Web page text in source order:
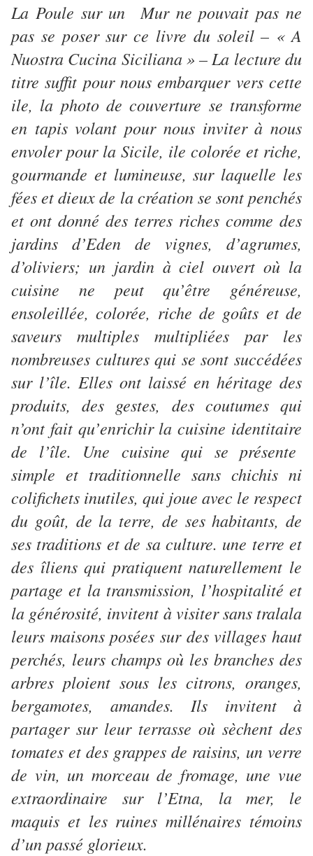
La Poule sur un Mur ne pouvait pas ne
pas se poser sur ce livre du soleil – « A
Nuostra Cucina Siciliana » – La lecture du
titre suffit pour nous embarquer vers cette
ile, la photo de couverture se transforme
en tapis volant pour nous inviter à nous
envoler pour la Sicile, ile colorée et riche,
gourmande et lumineuse, sur laquelle les
fées et dieux de la création se sont penchés
et ont donné des terres riches comme des
jardins d’Eden de vignes, d’agrumes,
d’oliviers; un jardin à ciel ouvert où la
cuisine ne peut qu’être généreuse,
ensoleillée, colorée, riche de goûts et de
saveurs multiples multipliées par les
nombreuses cultures qui se sont succédées
sur l’île. Elles ont laissé en héritage des
produits, des gestes, des coutumes qui
n’ont fait qu’enrichir la cuisine identitaire
de l’île. Une cuisine qui se présente
simple et traditionnelle sans chichis ni
colifichets inutiles, qui joue avec le respect
du goût, de la terre, de ses habitants, de
ses traditions et de sa culture. une terre et
des îliens qui pratiquent naturellement le
partage et la transmission, l’hospitalité et
la générosité, invitent à visiter sans tralala
leurs maisons posées sur des villages haut
perchés, leurs champs où les branches des
arbres ploient sous les citrons, oranges,
bergamotes, amandes. Ils invitent à
partager sur leur terrasse où sèchent des
tomates et des grappes de raisins, un verre
de vin, un morceau de fromage, une vue
extraordinaire sur l’Etna, la mer, le
maquis et les ruines millénaires témoins
d’un passé glorieux.